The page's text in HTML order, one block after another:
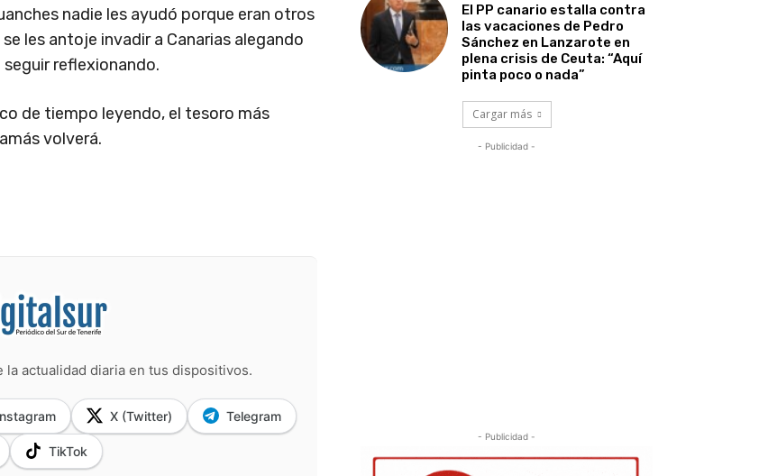
nadie les ayudó porque eran otros
les antoje invadir a Canarias alegando
reflexionando.
de tiempo leyendo, el tesoro más
volverá.
actualidad diaria en tus dispositivos.
X (Twitter) Telegram
TikTok
El PP canario estalla contra
las vacaciones de Pedro
Sánchez en Lanzarote en
plena crisis de Ceuta: “Aquí
pinta poco o nada”
Cargar más
- Publicidad -
- Publicidad -